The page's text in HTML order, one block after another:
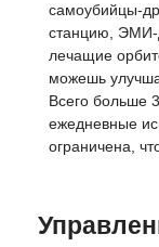
самоубийцы-
станцию, ЭМИ-
лечащие
можешь
Всего больше
ежедневные
ограничена,